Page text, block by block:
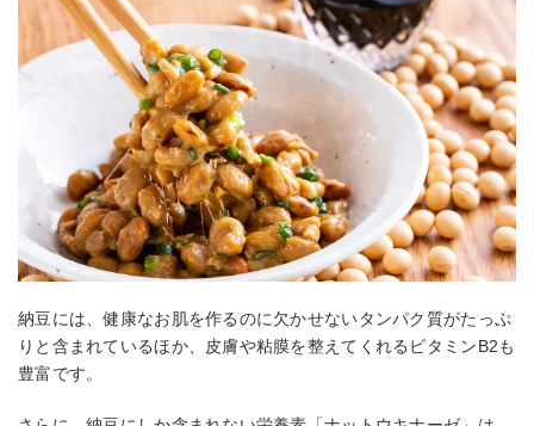
納豆には、健康なお肌を作るのに欠かせないタンパク質がたっぷ
りと含まれているほか、皮膚や粘膜を整えてくれるビタミンB2も
豊富です。